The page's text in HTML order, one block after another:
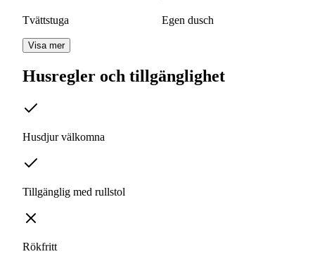
Tvättstuga Egen dusch
Visa mer
Husregler och tillgänglighet
Husdjur välkomna
Tillgänglig med rullstol
Rökfritt